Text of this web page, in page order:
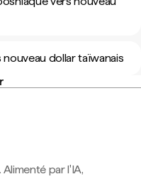
dollar taïwanais
par l'IA,